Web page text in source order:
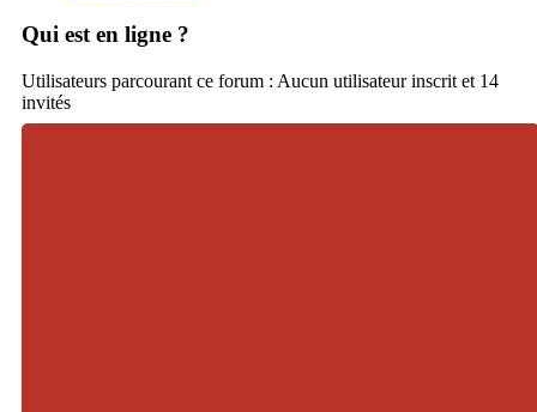
Qui est en ligne ?
Utilisateurs parcourant ce forum : Aucun utilisateur inscrit et 14
invités